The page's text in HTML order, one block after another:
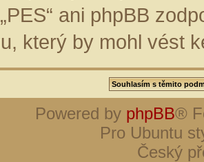
ani phpBB
který by mohl vést
Powered by phpBB®
Pro Ubuntu
Český